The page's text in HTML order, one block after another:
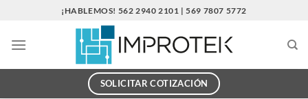
contenido
¡HABLEMOS! 562 2940 2101 | 569 7807 5772
SOLICITAR COTIZACIÓN